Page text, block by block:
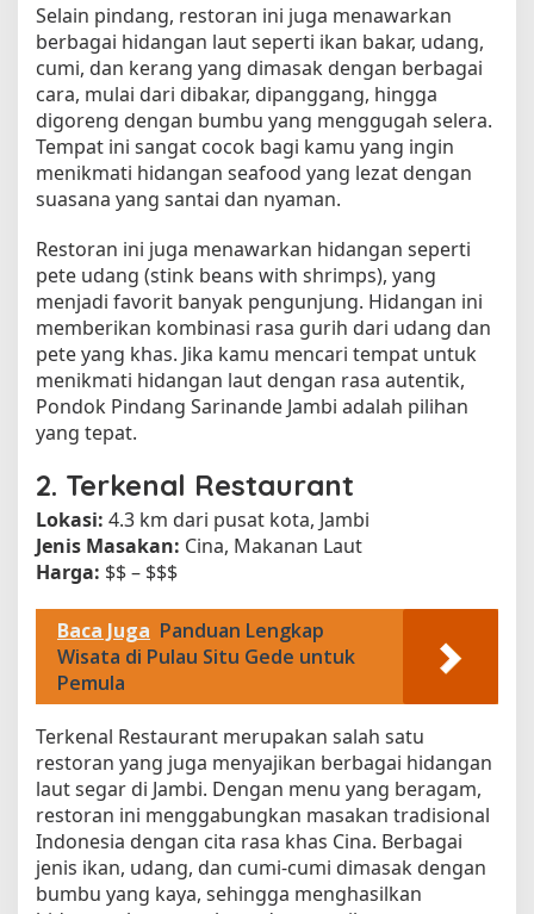
Selain pindang, restoran ini juga menawarkan
berbagai hidangan laut seperti ikan bakar, udang,
cumi, dan kerang yang dimasak dengan berbagai
cara, mulai dari dibakar, dipanggang, hingga
digoreng dengan bumbu yang menggugah selera.
Tempat ini sangat cocok bagi kamu yang ingin
menikmati hidangan seafood yang lezat dengan
suasana yang santai dan nyaman.
Restoran ini juga menawarkan hidangan seperti
pete udang (stink beans with shrimps), yang
menjadi favorit banyak pengunjung. Hidangan ini
memberikan kombinasi rasa gurih dari udang dan
pete yang khas. Jika kamu mencari tempat untuk
menikmati hidangan laut dengan rasa autentik,
Pondok Pindang Sarinande Jambi adalah pilihan
yang tepat.
2. Terkenal Restaurant
Lokasi: 4.3 km dari pusat kota, Jambi
Jenis Masakan: Cina, Makanan Laut
Harga: $$ – $$$
Baca Juga Panduan Lengkap
Wisata di Pulau Situ Gede untuk
Pemula
Terkenal Restaurant merupakan salah satu
restoran yang juga menyajikan berbagai hidangan
laut segar di Jambi. Dengan menu yang beragam,
restoran ini menggabungkan masakan tradisional
Indonesia dengan cita rasa khas Cina. Berbagai
jenis ikan, udang, dan cumi-cumi dimasak dengan
bumbu yang kaya, sehingga menghasilkan